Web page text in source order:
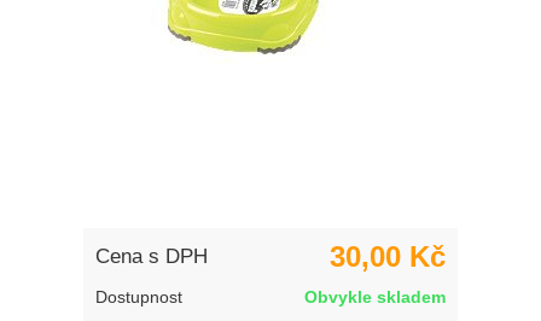
Cena s DPH 30,00 Kč
Dostupnost Obvykle skladem